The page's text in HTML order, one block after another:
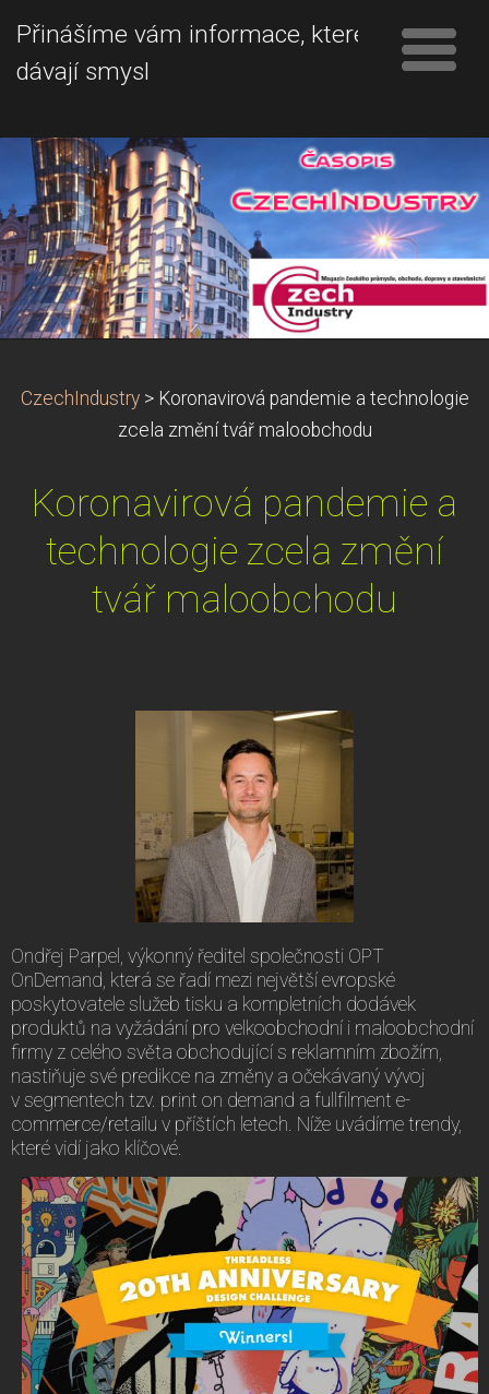
Přinášíme vám informace, které
dávají smysl
CzechIndustry > Koronavirová pandemie a technologie
zcela změní tvář maloobchodu
Koronavirová pandemie a
technologie zcela změní
tvář maloobchodu
Ondřej Parpel, výkonný ředitel společnosti OPT
OnDemand, která se řadí mezi největší evropské
poskytovatele služeb tisku a kompletních dodávek
produktů na vyžádání pro velkoobchodní i maloobchodní
firmy z celého světa obchodující s reklamním zbožím,
nastiňuje své predikce na změny a očekávaný vývoj
v segmentech tzv. print on demand a fullfilment e-
commerce/retailu v příštích letech. Níže uvádíme trendy,
které vidí jako klíčové.